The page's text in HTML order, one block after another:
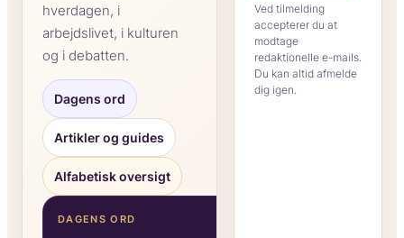
hverdagen, i
arbejdslivet, i kulturen
og i debatten.
Dagens ord
Artikler og guides
Alfabetisk oversigt
DAGENS ORD
Ved tilmelding
accepterer du at
modtage
redaktionelle e-mails.
Du kan altid afmelde
dig igen.